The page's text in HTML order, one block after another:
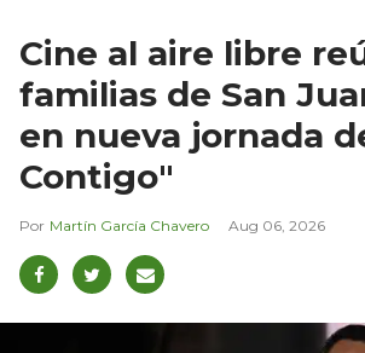
Cine al aire libre
familias de San
en nueva jornada
Contigo"
Martín García Chavero Aug 06, 2026